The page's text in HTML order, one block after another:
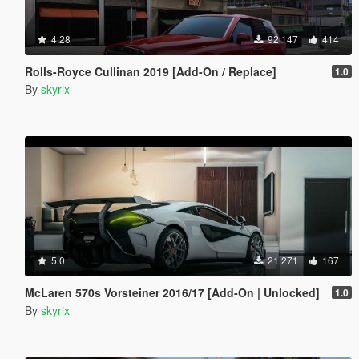
4.28 92 147 414
Rolls-Royce Cullinan 2019 [Add-On / Replace] 1.0
By skyrix
5.0 21 271 167
McLaren 570s Vorsteiner 2016/17 [Add-On | Unlocked] 1.0
By skyrix